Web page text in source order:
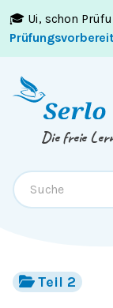
🎓 Ui, schon
Springe zum
Die freie
Teil 2